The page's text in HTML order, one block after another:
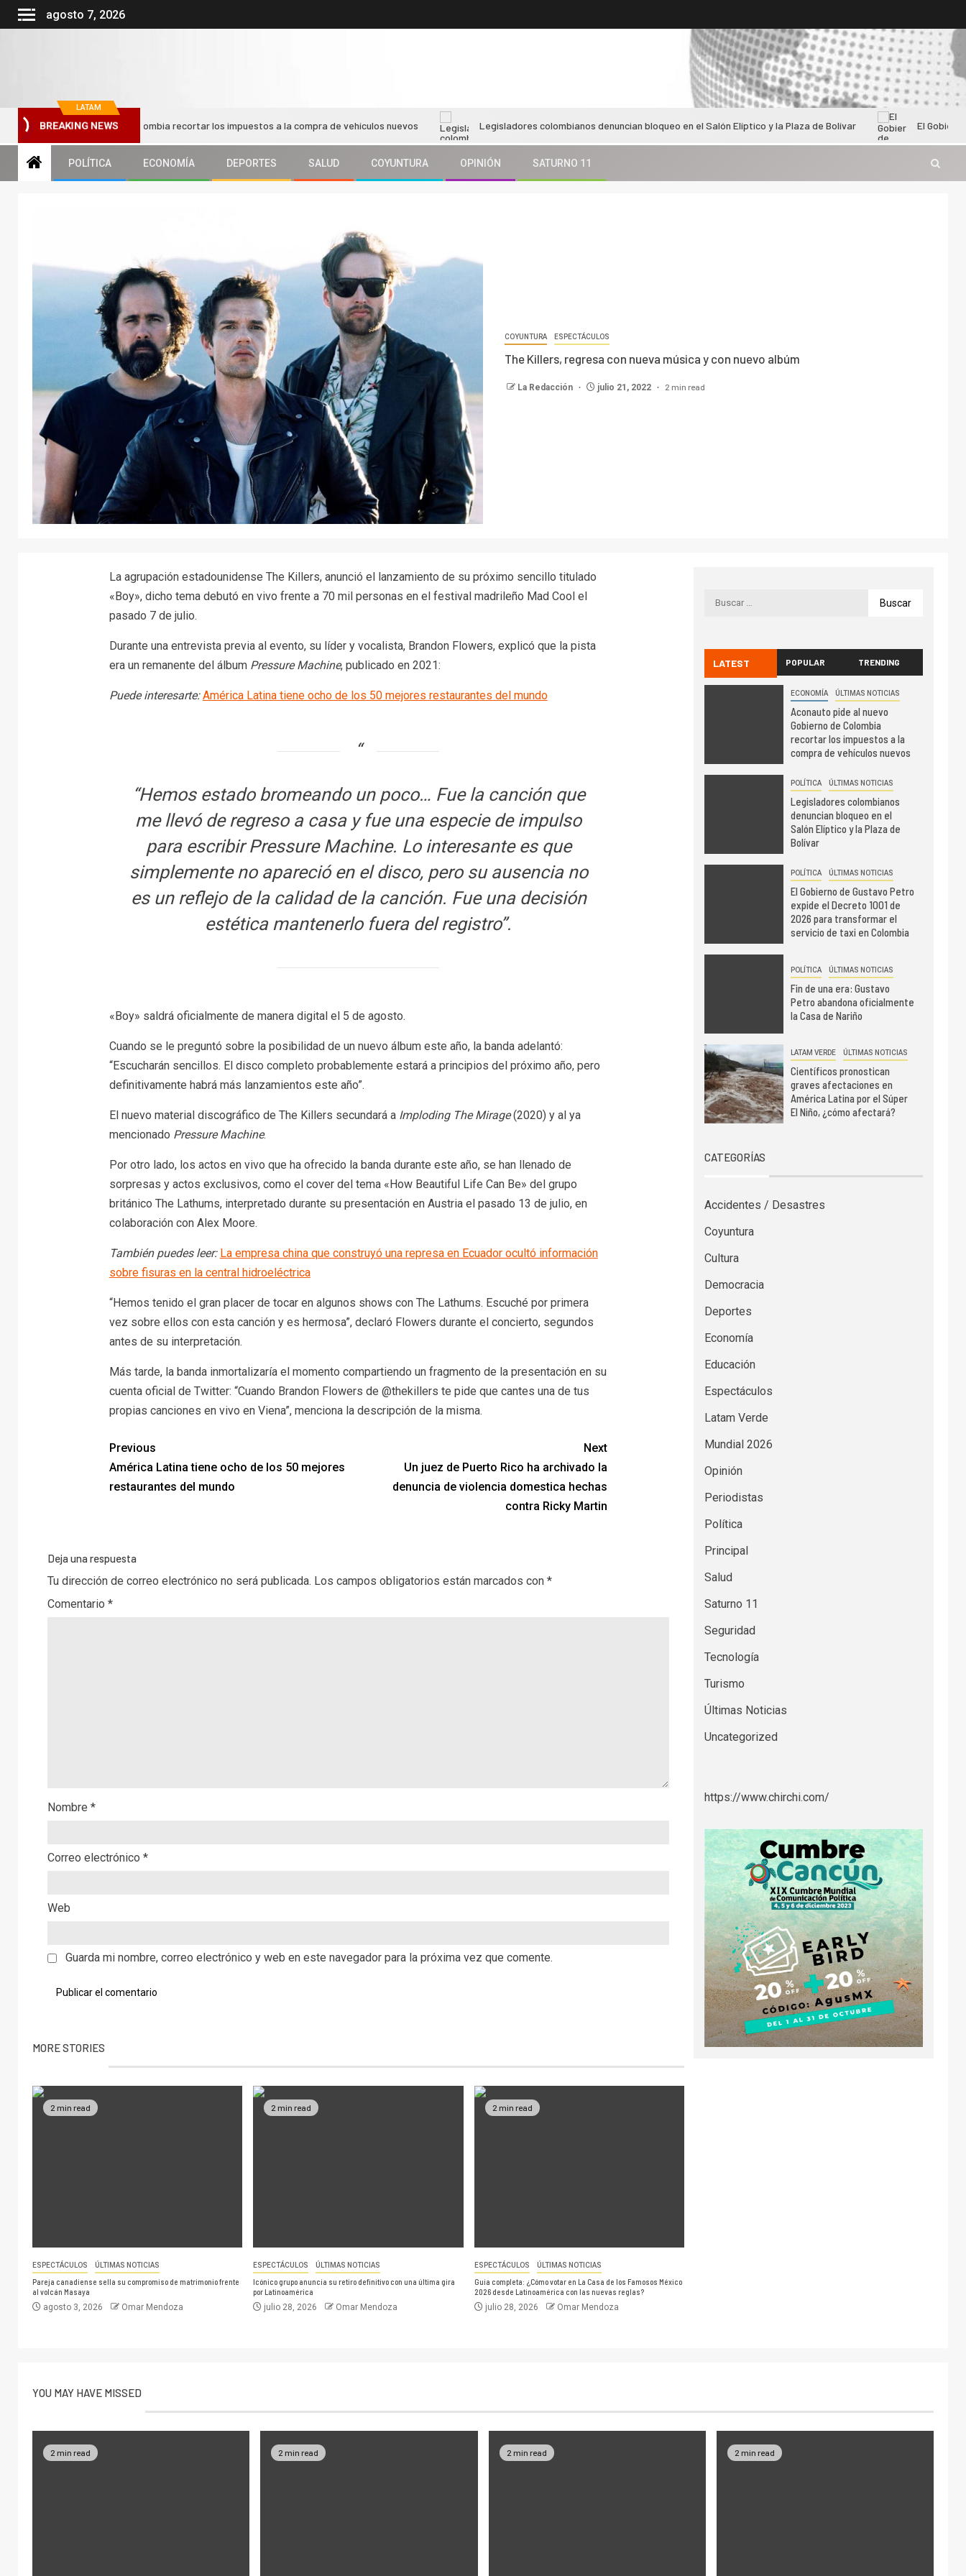
agosto 7, 2026
LATAM
BREAKING NEWS
Gobierno de Colombia recortar los impuestos a la compra de vehículos nuevos Legisladores colombianos denuncian bloqueo en el Salón Elíptico y la Plaza de Bolívar El Gobierno de
POLÍTICA ECONOMÍA DEPORTES SALUD COYUNTURA OPINIÓN SATURNO 11
COYUNTURA ESPECTÁCULOS
The Killers, regresa con nueva música y con nuevo albúm
La Redacción julio 21, 2022 2 min read
La agrupación estadounidense The Killers, anunció el lanzamiento de su próximo sencillo titulado
«Boy», dicho tema debutó en vivo frente a 70 mil personas en el festival madrileño Mad Cool el
pasado 7 de julio.
Durante una entrevista previa al evento, su líder y vocalista, Brandon Flowers, explicó que la pista
era un remanente del álbum Pressure Machine, publicado en 2021:
Puede interesarte: América Latina tiene ocho de los 50 mejores restaurantes del mundo
“Hemos estado bromeando un poco… Fue la canción que
me llevó de regreso a casa y fue una especie de impulso
para escribir Pressure Machine. Lo interesante es que
simplemente no apareció en el disco, pero su ausencia no
es un reflejo de la calidad de la canción. Fue una decisión
estética mantenerlo fuera del registro”.
«Boy» saldrá oficialmente de manera digital el 5 de agosto.
Cuando se le preguntó sobre la posibilidad de un nuevo álbum este año, la banda adelantó:
“Escucharán sencillos. El disco completo probablemente estará a principios del próximo año, pero
definitivamente habrá más lanzamientos este año”.
El nuevo material discográfico de The Killers secundará aImploding The Mirage(2020) y al ya
mencionado Pressure Machine.
Por otro lado, los actos en vivo que ha ofrecido la banda durante este año, se han llenado de
sorpresas y actos exclusivos, como el cover del tema «How Beautiful Life Can Be» del grupo
británico The Lathums, interpretado durante su presentación en Austria el pasado 13 de julio, en
colaboración con Alex Moore.
También puedes leer: La empresa china que construyó una represa en Ecuador ocultó información
sobre fisuras en la central hidroeléctrica
“Hemos tenido el gran placer de tocar en algunos shows con The Lathums. Escuché por primera
vez sobre ellos con esta canción y es hermosa”, declaró Flowers durante el concierto, segundos
antes de su interpretación.
Más tarde, la banda inmortalizaría el momento compartiendo un fragmento de la presentación en su
cuenta oficial de Twitter: “Cuando Brandon Flowers de @thekillers te pide que cantes una de tus
propias canciones en vivo en Viena”, menciona la descripción de la misma.
Previous
América Latina tiene ocho de los 50 mejores
restaurantes del mundo
Next
Un juez de Puerto Rico ha archivado la
denuncia de violencia domestica hechas
contra Ricky Martin
Deja una respuesta
Tu dirección de correo electrónico no será publicada. Los campos obligatorios están marcados con *
Comentario *
Nombre *
Correo electrónico *
Web
Guarda mi nombre, correo electrónico y web en este navegador para la próxima vez que comente.
MORE STORIES
2 min read
ESPECTÁCULOS ÚLTIMAS NOTICIAS
Pareja canadiense sella su compromiso de matrimonio frente
al volcán Masaya
agosto 3, 2026 Omar Mendoza
2 min read
ESPECTÁCULOS ÚLTIMAS NOTICIAS
Icónico grupo anuncia su retiro definitivo con una última gira
por Latinoamérica
julio 28, 2026 Omar Mendoza
2 min read
ESPECTÁCULOS ÚLTIMAS NOTICIAS
Guía completa: ¿Cómo votar en La Casa de los Famosos México
2026 desde Latinoamérica con las nuevas reglas?
julio 28, 2026 Omar Mendoza
LATEST POPULAR TRENDING
ECONOMÍA ÚLTIMAS NOTICIAS
Aconauto pide al nuevo
Gobierno de Colombia
recortar los impuestos a la
compra de vehículos nuevos
POLÍTICA ÚLTIMAS NOTICIAS
Legisladores colombianos
denuncian bloqueo en el
Salón Elíptico y la Plaza de
Bolívar
POLÍTICA ÚLTIMAS NOTICIAS
El Gobierno de Gustavo Petro
expide el Decreto 1001 de
2026 para transformar el
servicio de taxi en Colombia
POLÍTICA ÚLTIMAS NOTICIAS
Fin de una era: Gustavo
Petro abandona oficialmente
la Casa de Nariño
LATAM VERDE ÚLTIMAS NOTICIAS
Científicos pronostican
graves afectaciones en
América Latina por el Súper
El Niño, ¿cómo afectará?
CATEGORÍAS
Accidentes / Desastres
Coyuntura
Cultura
Democracia
Deportes
Economía
Educación
Espectáculos
Latam Verde
Mundial 2026
Opinión
Periodistas
Política
Principal
Salud
Saturno 11
Seguridad
Tecnología
Turismo
Últimas Noticias
Uncategorized
https://www.chirchi.com/
YOU MAY HAVE MISSED
2 min read 2 min read 2 min read 2 min read